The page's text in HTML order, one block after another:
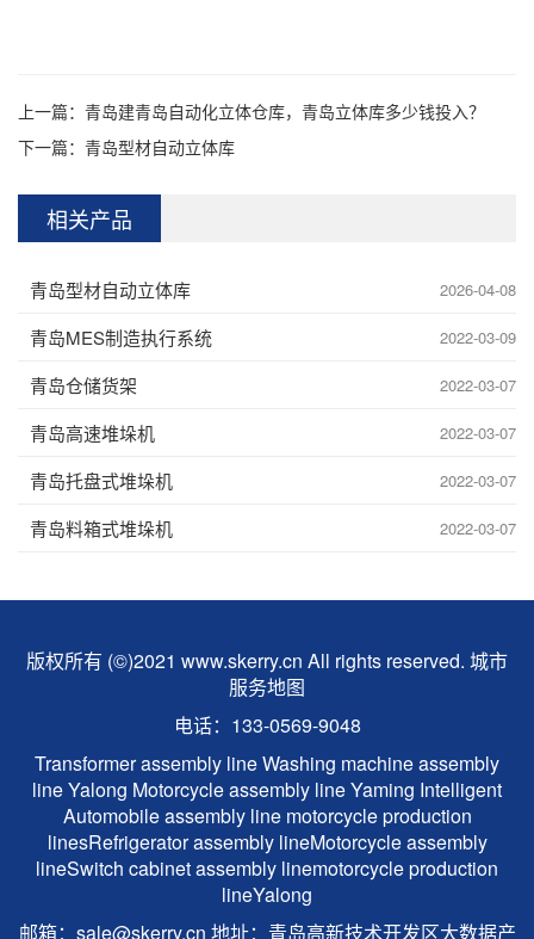
上一篇： 青岛建青岛自动化立体仓库，青岛立体库多少钱投入？
下一篇： 青岛型材自动立体库
相关产品
青岛型材自动立体库 2026-04-08
青岛MES制造执行系统 2022-03-09
青岛仓储货架 2022-03-07
青岛高速堆垛机 2022-03-07
青岛托盘式堆垛机 2022-03-07
青岛料箱式堆垛机 2022-03-07
版权所有 (©)2021 www.skerry.cn All rights reserved. 城市
服务地图
电话：133-0569-9048
Transformer assembly lineWashing machine assembly
lineYalong Motorcycle assembly lineYaming Intelligent
Automobile assembly line motorcycle production
linesRefrigerator assembly lineMotorcycle assembly
lineSwitch cabinet assembly linemotorcycle production
lineYalong
邮箱：sale@skerry.cn 地址：青岛高新技术开发区大数据产